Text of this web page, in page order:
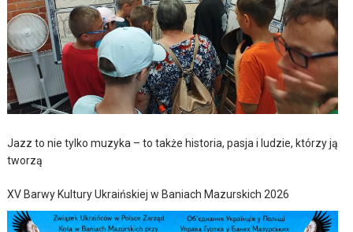
Jazz to nie tylko muzyka – to także historia, pasja i ludzie, którzy ją
tworzą
XV Barwy Kultury Ukraińskiej w Baniach Mazurskich 2026